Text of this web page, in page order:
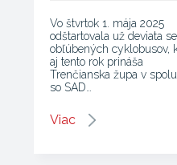
Vo štvrtok 1. mája 2025
odštartovala už deviata
obľúbených cyklobusov,
aj tento rok prináša
Trenčianska župa v
so SAD…
Viac